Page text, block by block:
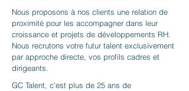
Nous proposons à nos clients une relation de
proximité pour les accompagner dans leur
croissance et projets de développements RH.
Nous recrutons votre futur talent exclusivement
par approche directe, vos profils cadres et
dirigeants.
GC Talent, c'est plus de 25 ans de